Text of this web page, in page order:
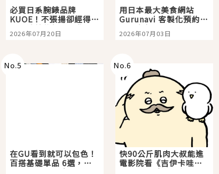
必買日系腕錶品牌
KUOE！不張揚卻經得起
時間洗鍊的經典之作五
選
2026年07月20日
用日本最大美食網站
Gurunavi 客製化預約九
大都市餐廳，打造專屬
美食體驗！
2026年07月03日
No.5
在GU看到就可以包色！
百搭基礎單品 6選，閉
No.6
快90公斤肌肉大叔能進
電影院看《吉伊卡哇》